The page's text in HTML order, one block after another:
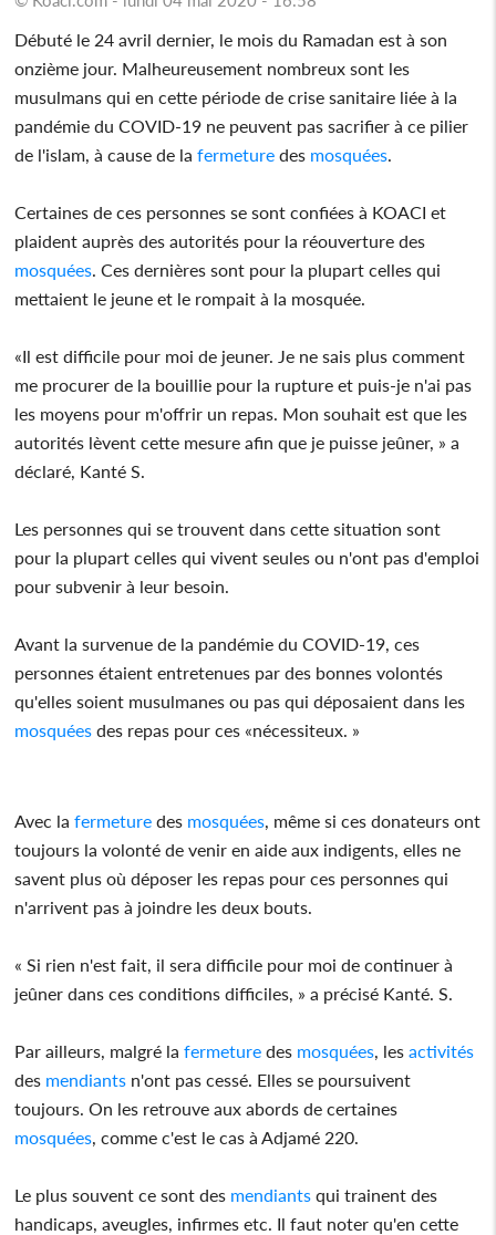
Débuté le 24 avril dernier, le mois du Ramadan est à son
onzième jour. Malheureusement nombreux sont les
musulmans qui en cette période de crise sanitaire liée à la
pandémie du COVID-19 ne peuvent pas sacrifier à ce pilier
de l'islam, à cause de lafermeture des mosquées
Certaines de ces personnes se sont confiées à KOACI et
plaident auprès des autorités pour la réouverture des
mosquées . Ces dernières sont pour la plupart celles qui
mettaient le jeune et le rompait à la mosquée.
«Il est difficile pour moi de jeuner. Je ne sais plus comment
me procurer de la bouillie pour la rupture et puis-je n'ai pas
les moyens pour m'offrir un repas. Mon souhait est que les
autorités lèvent cette mesure afin que je puisse jeûner, » a
déclaré, Kanté S.
Les personnes qui se trouvent dans cette situation sont
pour la plupart celles qui vivent seules ou n'ont pas d'emploi
pour subvenir à leur besoin.
Avant la survenue de la pandémie du COVID-19, ces
personnes étaient entretenues par des bonnes volontés
qu'elles soient musulmanes ou pas qui déposaient dans les
mosquées des repas pour ces «nécessiteux. »
Avec lafermeture des mosquées , même si ces donateurs ont
toujours la volonté de venir en aide aux indigents, elles ne
savent plus où déposer les repas pour ces personnes qui
n'arrivent pas à joindre les deux bouts.
« Si rien n'est fait, il sera difficile pour moi de continuer à
jeûner dans ces conditions difficiles, » a précisé Kanté. S.
Par ailleurs, malgré lafermeture des mosquées , lesactivités
des mendiants n'ont pas cessé. Elles se poursuivent
toujours. On les retrouve aux abords de certaines
mosquées , comme c'est le cas à Adjamé 220.
Le plus souvent ce sont des mendiants qui trainent des
handicaps, aveugles, infirmes etc. Il faut noter qu'en cette